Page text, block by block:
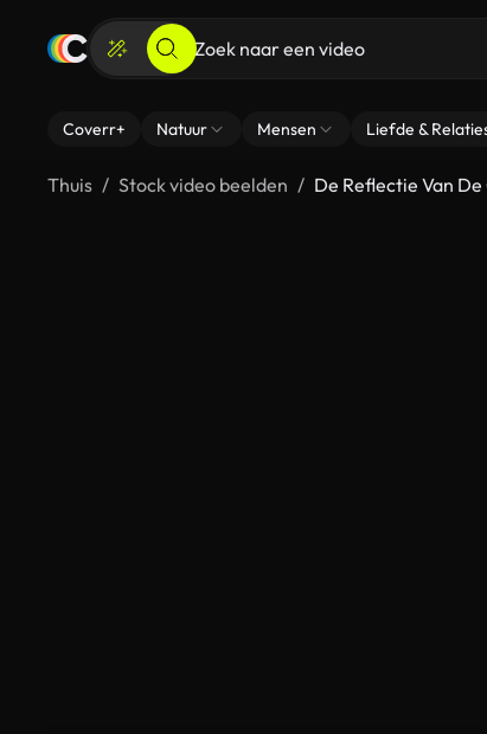
Coverr+ Natuur Mensen Liefde &
Thuis Stock video beelden De Reflectie Van